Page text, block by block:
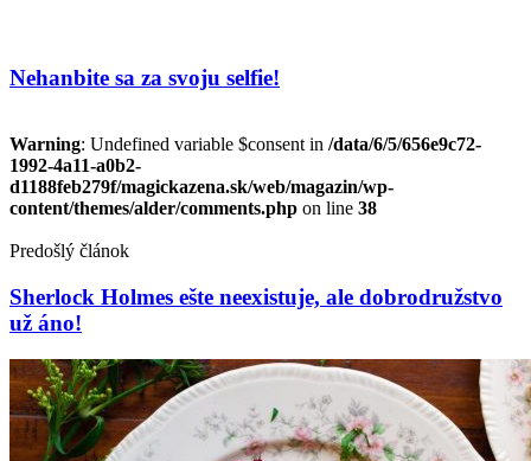
Nehanbite sa za svoju selfie!
Warning: Undefined variable $consent in /data/6/5/656e9c72-
1992-4a11-a0b2-
d1188feb279f/magickazena.sk/web/magazin/wp-
content/themes/alder/comments.php on line 38
Predošlý článok
Sherlock Holmes ešte neexistuje, ale dobrodružstvo
už áno!